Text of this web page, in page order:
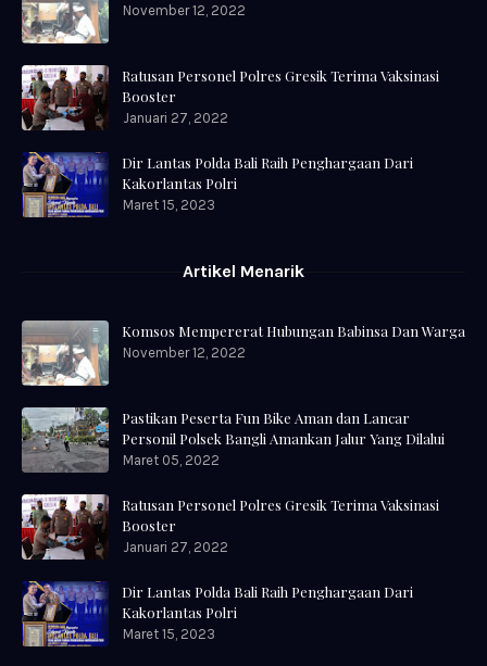
November 12, 2022
Ratusan Personel Polres Gresik Terima Vaksinasi
Booster
Januari 27, 2022
Dir Lantas Polda Bali Raih Penghargaan Dari
Kakorlantas Polri
Maret 15, 2023
Artikel Menarik
Komsos Mempererat Hubungan Babinsa Dan Warga
November 12, 2022
Pastikan Peserta Fun Bike Aman dan Lancar
Personil Polsek Bangli Amankan Jalur Yang Dilalui
Maret 05, 2022
Ratusan Personel Polres Gresik Terima Vaksinasi
Booster
Januari 27, 2022
Dir Lantas Polda Bali Raih Penghargaan Dari
Kakorlantas Polri
Maret 15, 2023